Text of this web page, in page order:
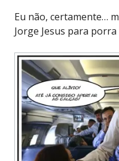
Eu não, certamente…
Jorge Jesus para